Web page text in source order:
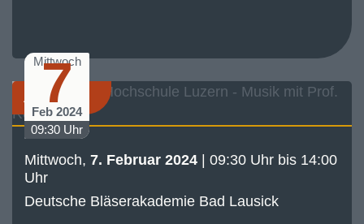
Akademie
Mittwoch
7
Feb 2024
09:30 Uhr
Mittwoch, 7. Februar 2024 | 09:30 Uhr bis 14:00
Uhr
Deutsche Bläserakademie Bad Lausick